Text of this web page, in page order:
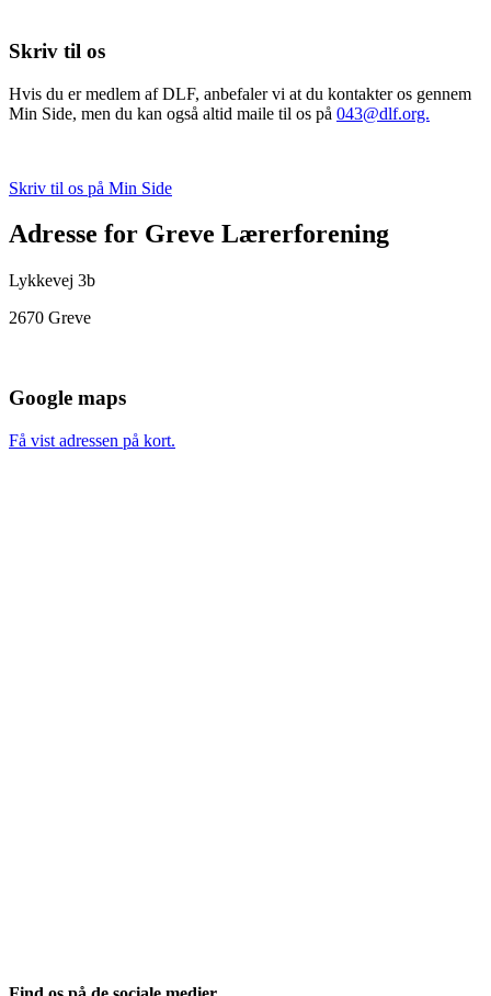
Skriv til os
Hvis du er medlem af DLF, anbefaler vi at du kontakter os gennem
Min Side, men du kan også altid maile til os på 043@dlf.org.
Skriv til os på Min Side
Adresse for Greve Lærerforening
Lykkevej 3b
2670 Greve
Google maps
Få vist adressen på kort.